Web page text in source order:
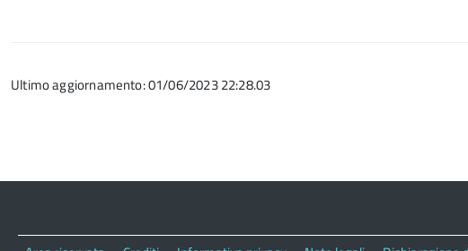
Ultimo aggiornamento: 01/06/2023 22:28.03